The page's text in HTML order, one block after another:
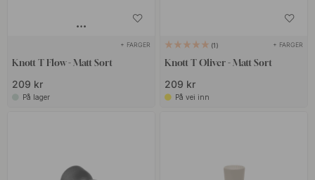
+ FARGER
Knott T Flow - Matt Sort
209 kr
På lager
1 + FARGER
Knott T Oliver - Matt Sort
209 kr
På vei inn